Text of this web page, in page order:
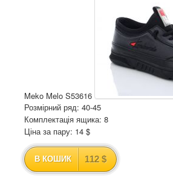
Meko Melo S53616
Розмірний ряд: 40-45
Комплектація ящика: 8
Ціна за пару: 14 $
В КОШИК 112 $